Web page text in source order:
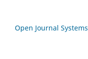
Open Journal Systems